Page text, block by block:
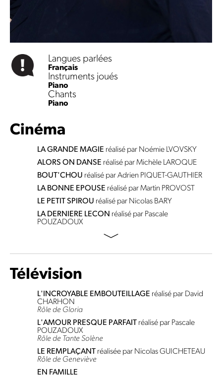
Langues parlées
Français
Instruments joués
Piano
Chants
Piano
Cinéma
LA GRANDE MAGIE réalisé par Noémie LVOVSKY
ALORS ON DANSE réalisé par Michèle LAROQUE
BOUT'CHOU réalisé par Adrien PIQUET-GAUTHIER
LA BONNE EPOUSE réalisé par Martin PROVOST
LE PETIT SPIROU réalisé par Nicolas BARY
LA DERNIERE LECON réalisé par Pascale
POUZADOUX
Télévision
L'INCROYABLE EMBOUTEILLAGE réalisé par David
CHARHON
Rôle de Gloria
L'AMOUR PRESQUE PARFAIT réalisé par Pascale
POUZADOUX
Rôle de Tante Solène
LE REMPLAÇANT réalisée par Nicolas GUICHETEAU
Rôle de Geneviève
EN FAMILLE